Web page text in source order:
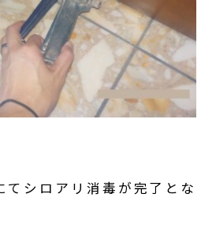
てシロアリ消毒が完了とな